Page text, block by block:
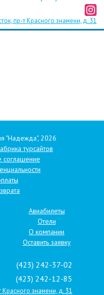
пр-т Красного знамени, д. 31
"Надежда", 2026
турсайтов
соглашение
Авиабилеты
Отели
О компании
Оставить заявку
(423) 242-37-02
(423) 242-12-85
Красного знамени, д. 31